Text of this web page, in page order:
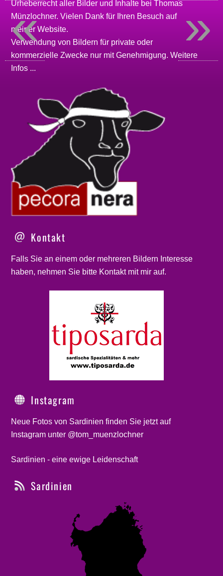
Urheberrecht aller Bilder und Inhalte beiThomas
Münzlochner. Vielen Dank für Ihren Besuch auf
meinerWebsite.
Verwendung von Bildern für private oder
kommerzielle Zwecke nur mit Genehmigung.Weitere
Infos ...
Kontakt
Falls Sie an einem oder mehreren Bildern Interesse
haben, nehmen Sie bitte Kontaktmit mir auf.
Instagram
Neue Fotos von Sardinien finden Sie jetzt auf
Instagram unter @tom_muenzlochner
Sardinien - eine ewige Leidenschaft
Sardinien
»
«